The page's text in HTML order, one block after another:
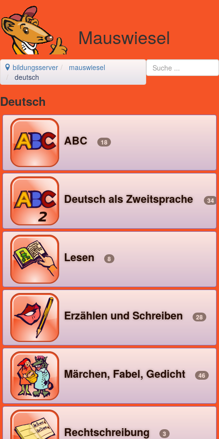
Mauswiesel
bildungsserver
mauswiesel
deutsch
Deutsch
ABC 18
Deutsch als Zweitsprache 34
Lesen 8
Erzählen und Schreiben 28
Märchen, Fabel, Gedicht 46
Rechtschreibung 3